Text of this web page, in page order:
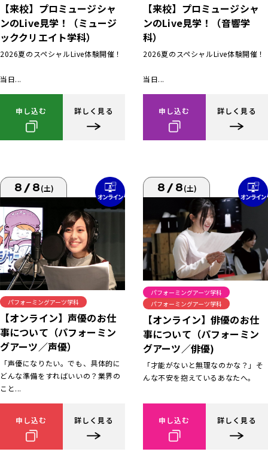
【来校】プロミュージシャ
ンのLive見学！（ミュージ
ッククリエイト学科）
2026夏のスペシャルLive体験開催！
当日...
申し込む 詳しく見る
【来校】プロミュージシャ
ンのLive見学！（音響学
科）
2026夏のスペシャルLive体験開催！
当日...
申し込む 詳しく見る
8/8(土)
パフォーミングアーツ学科
【オンライン】声優のお仕
事について（パフォーミン
グアーツ／声優）
「声優になりたい。でも、具体的に
どんな準備をすればいいの？業界の
こと...
申し込む 詳しく見る
8/8(土)
パフォーミングアーツ学科
パフォーミングアーツ学科
【オンライン】俳優のお仕
事について（パフォーミン
グアーツ／俳優)
「才能がないと無理なのかな？」そ
んな不安を抱えているあなたへ。
申し込む 詳しく見る